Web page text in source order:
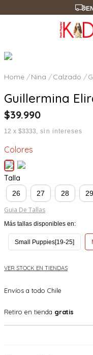
Nina Calzado
Guillermina
$39.990
12 x $3333 sin intereses
Colores
Talla
26 27 28 29
Guia De Tallas
Más tallas disponibles en:
Small Puppies[19-25]
VER STOCK EN TIENDAS
Envíos a todo Chile
Retiro en tienda gratis